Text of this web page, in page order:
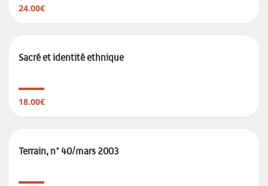
24.00€
Sacré et identité ethnique
18.00€
Terrain, n° 40/mars 2003